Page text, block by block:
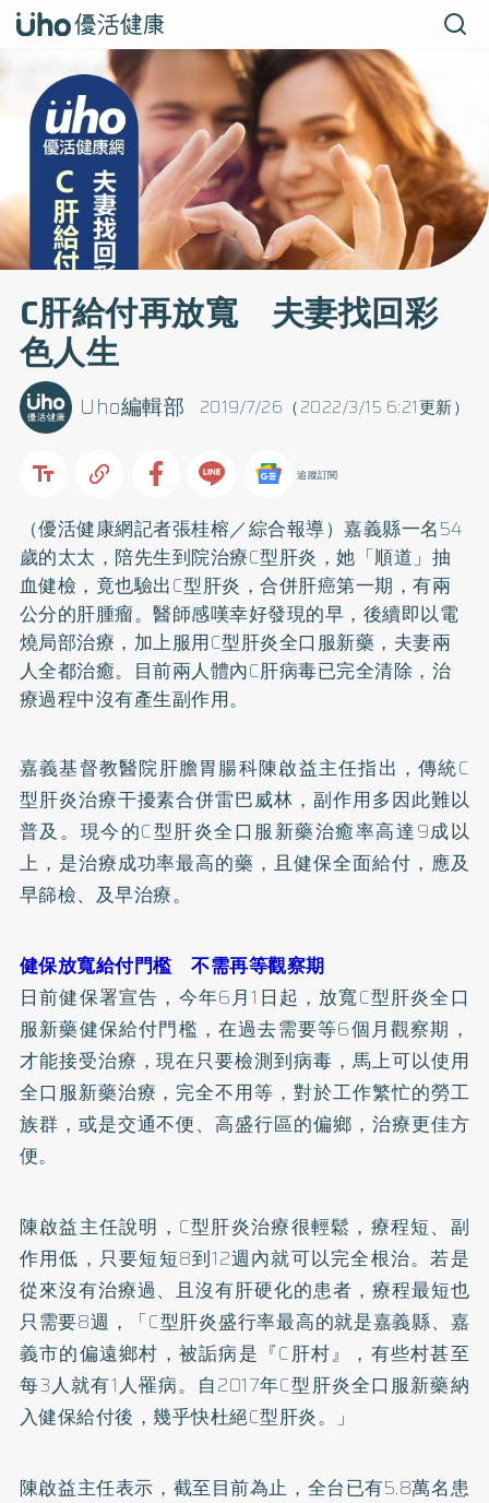
C肝給付再放寬 夫妻找回彩
色人生
2019/7/26（2022/3/15 6:21更新）
Uho編輯部
追蹤訂閱
（優活健康網記者張桂榕／綜合報導）嘉義縣一名54
歲的太太，陪先生到院治療C型肝炎 ，她「順道」抽
血健檢，竟也驗出C型肝炎，合併肝癌第一期，有兩
公分的肝腫瘤。醫師感嘆幸好發現的早，後續即以電
燒局部治療，加上服用C型肝炎全口服新藥，夫妻兩
人全都治癒。目前兩人體內C肝病毒已完全清除，治
療過程中沒有產生副作用。
嘉義基督教醫院肝膽胃腸科陳啟益主任指出，傳統C
型肝炎治療干擾素合併雷巴威林，副作用多因此難以
普及。現今的C型肝炎全口服新藥治癒率高達9成以
上，是治療成功率最高的藥，且健保全面給付，應及
早篩檢、及早治療。
健保放寬給付門檻 不需再等觀察期
日前健保署宣告，今年6月1日起，放寬C型肝炎全口
服新藥健保給付門檻，在過去需要等6個月觀察期，
才能接受治療，現在只要檢測到病毒，馬上可以使用
全口服新藥治療，完全不用等，對於工作繁忙的勞工
族群，或是交通不便、高盛行區的偏鄉，治療更佳方
便。
陳啟益主任說明，C型肝炎治療很輕鬆，療程短、副
作用低，只要短短8到12週內就可以完全根治。若是
從來沒有治療過、且沒有肝硬化的患者，療程最短也
只需要8週，「C型肝炎盛行率最高的就是嘉義縣、嘉
義市的偏遠鄉村，被詬病是『C肝村』，有些村甚至
每3人就有1人罹病。自2017年C型肝炎全口服新藥納
入健保給付後，幾乎快杜絕C型肝炎。」
陳啟益主任表示，截至目前為止，全台已有5.8萬名患